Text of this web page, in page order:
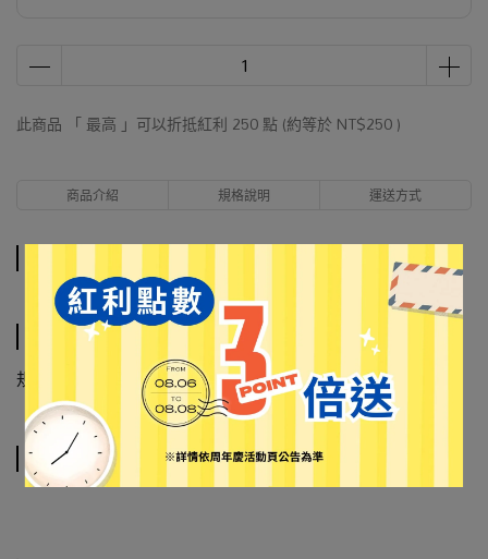
此商品 「 最高 」可以折抵紅利 250點 (約等於 NT$250)
商品介紹 規格說明 運送方式
規格說明
規格尺寸: 100(長) x 40(寬) x 75(高) mm
運送方式